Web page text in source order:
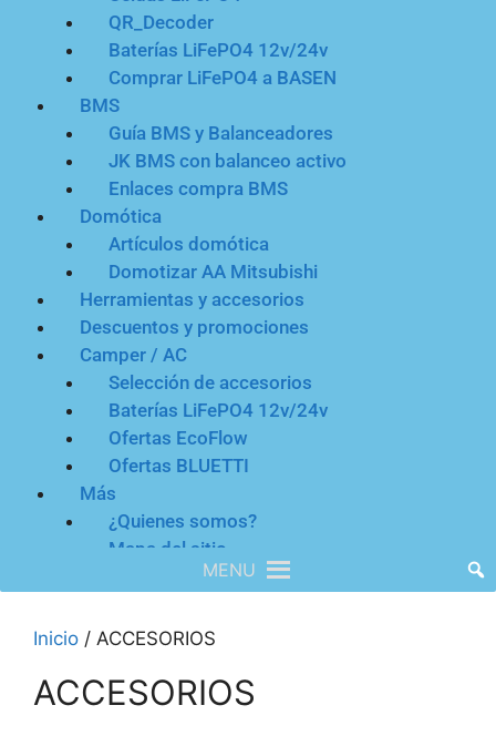
QR_Decoder
Baterías LiFePO4 12v/24v
Comprar LiFePO4 a BASEN
BMS
Guía BMS y Balanceadores
JK BMS con balanceo activo
Enlaces compra BMS
Domótica
Artículos domótica
Domotizar AA Mitsubishi
Herramientas y accesorios
Descuentos y promociones
Camper / AC
Selección de accesorios
Baterías LiFePO4 12v/24v
Ofertas EcoFlow
Ofertas BLUETTI
Más
¿Quienes somos?
Mapa del sitio
MENU
Inicio / ACCESORIOS
ACCESORIOS